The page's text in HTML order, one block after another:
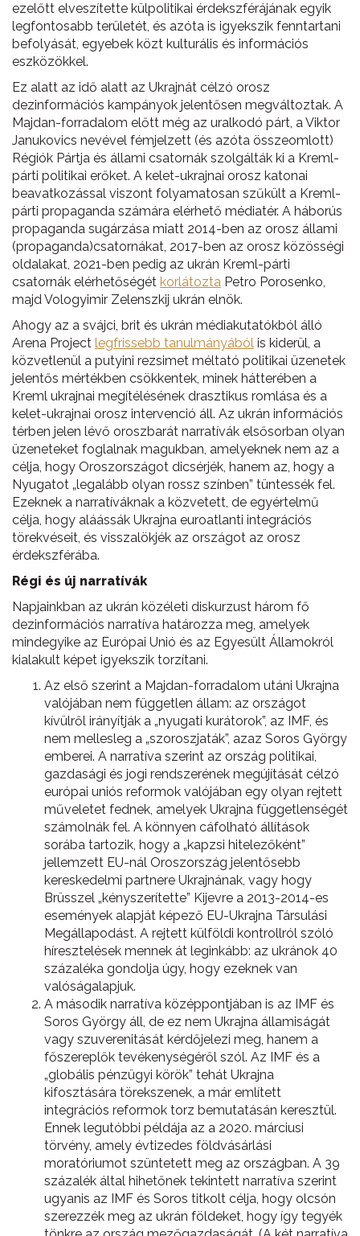
ezelőtt elveszítette külpolitikai érdekszférájának egyik
legfontosabb területét, és azóta is igyekszik fenntartani
befolyását, egyebek közt kulturális és információs
eszközökkel.
Ez alatt az idő alatt az Ukrajnát célzó orosz
dezinformációs kampányok jelentősen megváltoztak. A
Majdan-forradalom előtt még az uralkodó párt, a Viktor
Janukovics nevével fémjelzett (és azóta összeomlott)
Régiók Pártja és állami csatornák szolgálták ki a Kreml-
párti politikai erőket. A kelet-ukrajnai orosz katonai
beavatkozással viszont folyamatosan szűkült a Kreml-
párti propaganda számára elérhető médiatér. A háborús
propaganda sugárzása miatt 2014-ben az orosz állami
(propaganda)csatornákat, 2017-ben az orosz közösségi
oldalakat, 2021-ben pedig az ukrán Kreml-párti
csatornák elérhetőségét korlátozta Petro Porosenko,
majd Vologyimir Zelenszkij ukrán elnök.
Ahogy az a svájci, brit és ukrán médiakutatókból álló
Arena Project legfrissebb tanulmányából is kiderül, a
közvetlenül a putyini rezsimet méltató politikai üzenetek
jelentős mértékben csökkentek, minek hátterében a
Kreml ukrajnai megítélésének drasztikus romlása és a
kelet-ukrajnai orosz intervenció áll. Az ukrán információs
térben jelen lévő oroszbarát narratívák elsősorban olyan
üzeneteket foglalnak magukban, amelyeknek nem az a
célja, hogy Oroszországot dicsérjék, hanem az, hogy a
Nyugatot „legalább olyan rossz színben” tüntessék fel.
Ezeknek a narratíváknak a közvetett, de egyértelmű
célja, hogy aláássák Ukrajna euroatlanti integrációs
törekvéseit, és visszalökjék az országot az orosz
érdekszférába.
Régi és új narratívák
Napjainkban az ukrán közéleti diskurzust három fő
dezinformációs narratíva határozza meg, amelyek
mindegyike az Európai Unió és az Egyesült Államokról
kialakult képet igyekszik torzítani.
Az első szerint a Majdan-forradalom utáni Ukrajna
valójában nem független állam: az országot
kívülről irányítják a „nyugati kurátorok”, az IMF, és
nem mellesleg a „szoroszjaták”, azaz Soros György
emberei. A narratíva szerint az ország politikai,
gazdasági és jogi rendszerének megújítását célzó
európai uniós reformok valójában egy olyan rejtett
műveletet fednek, amelyek Ukrajna függetlenségét
számolnák fel. A könnyen cáfolható állítások
sorába tartozik, hogy a „kapzsi hitelezőként”
jellemzett EU-nál Oroszország jelentősebb
kereskedelmi partnere Ukrajnának, vagy hogy
Brüsszel „kényszerítette” Kijevre a 2013-2014-es
események alapját képező EU-Ukrajna Társulási
Megállapodást. A rejtett külföldi kontrollról szóló
híresztelések mennek át leginkább: az ukránok 40
százaléka gondolja úgy, hogy ezeknek van
valóságalapjuk.
A második narratíva középpontjában is az IMF és
Soros György áll, de ez nem Ukrajna államiságát
vagy szuverenitását kérdőjelezi meg, hanem a
főszereplők tevékenységéről szól. Az IMF és a
„globális pénzügyi körök” tehát Ukrajna
kifosztására törekszenek, a már említett
integrációs reformok torz bemutatásán keresztül.
Ennek legutóbbi példája az a 2020. márciusi
törvény, amely évtizedes földvásárlási
moratóriumot szüntetett meg az országban. A 39
százalék által hihetőnek tekintett narratíva szerint
ugyanis az IMF és Soros titkolt célja, hogy olcsón
szerezzék meg az ukrán földeket, hogy így tegyék